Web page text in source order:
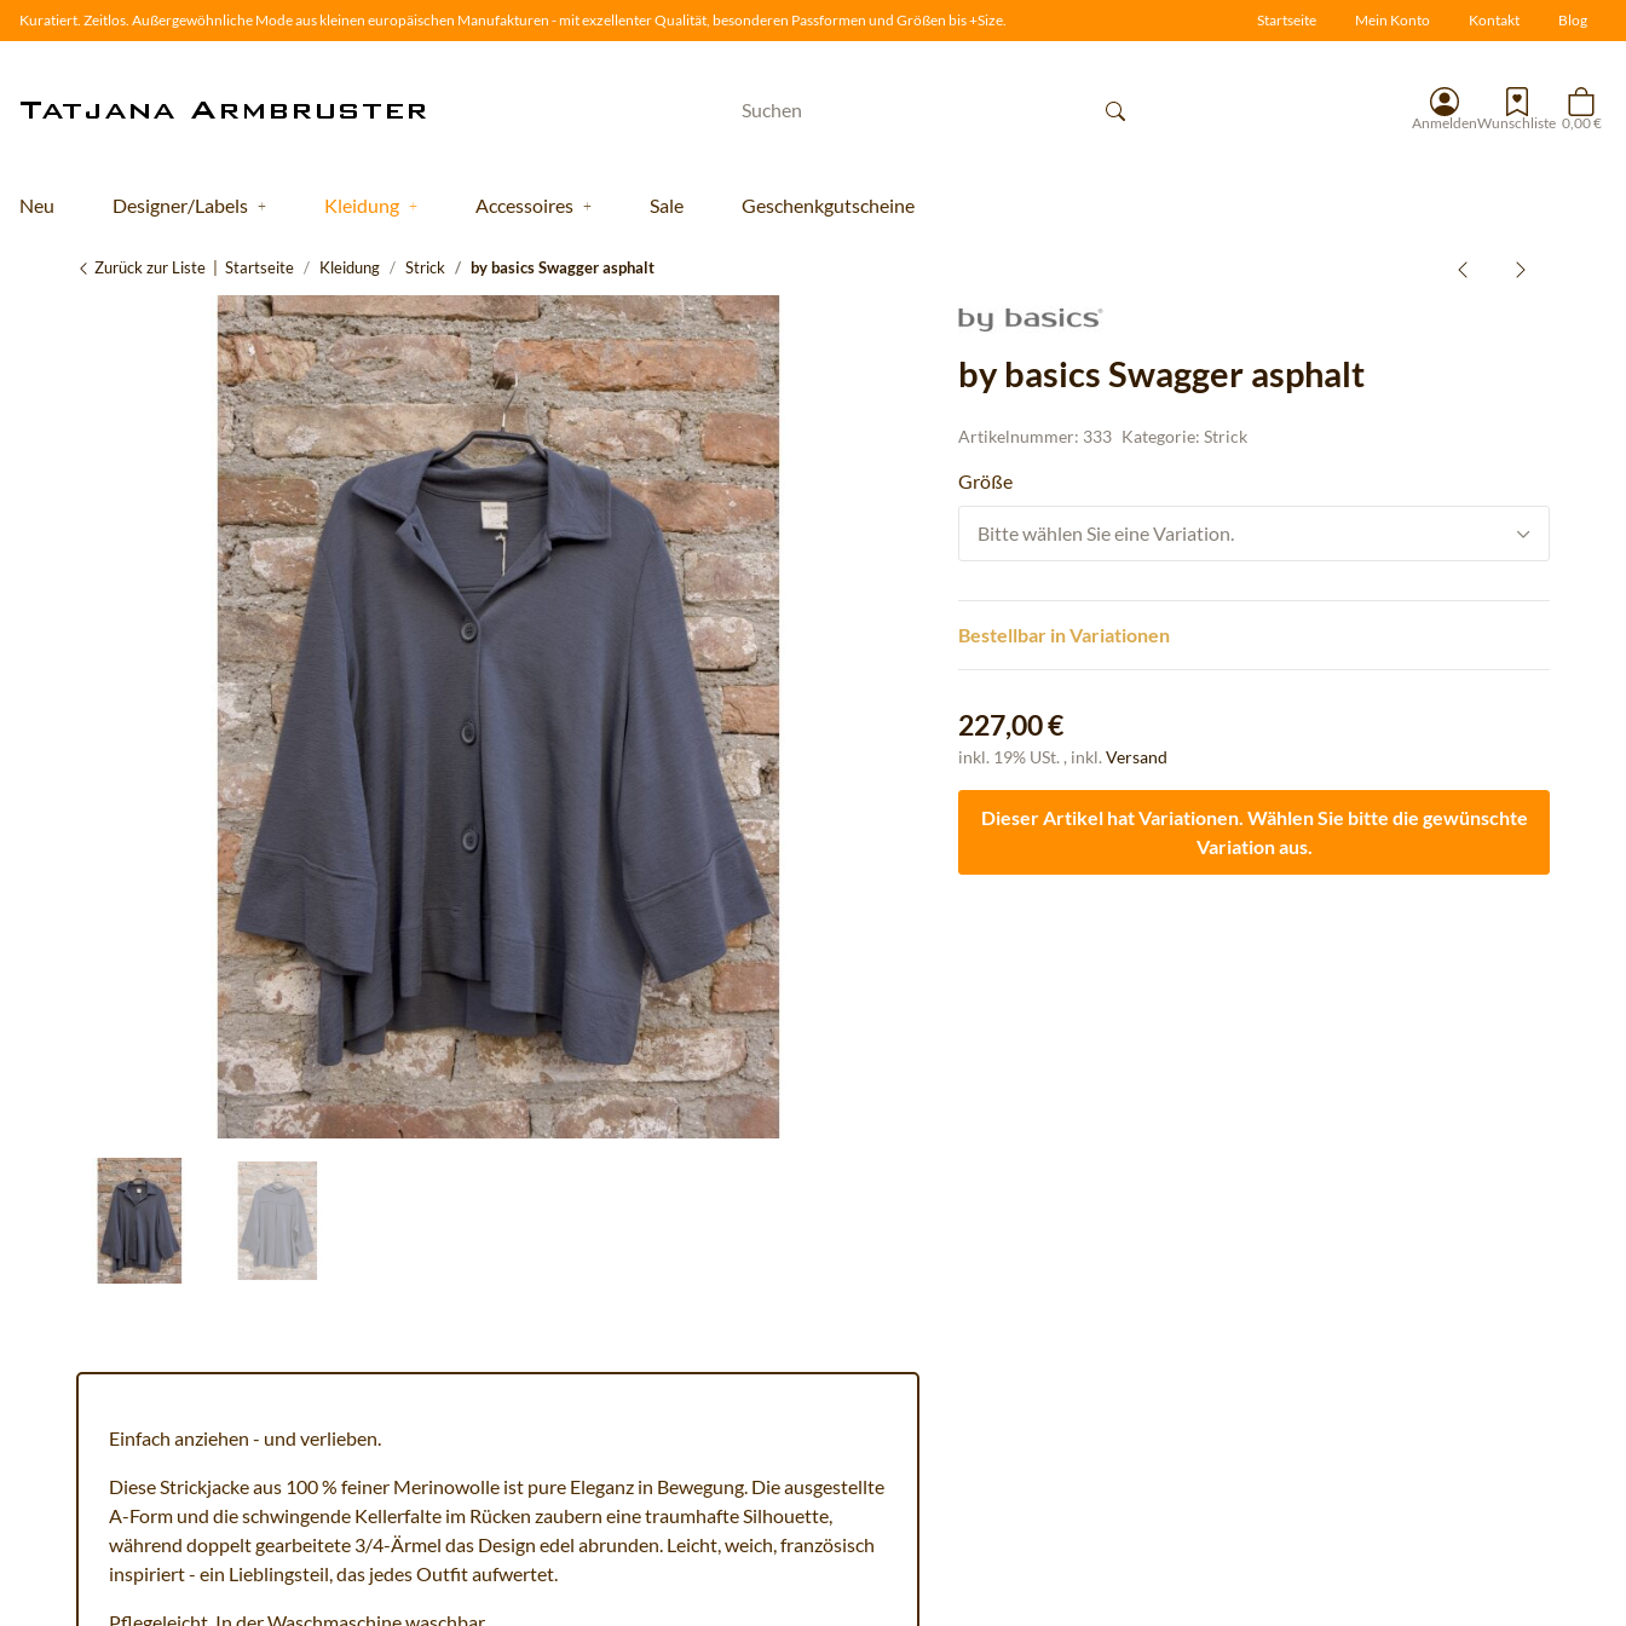
Kuratiert. Zeitlos. Außergewöhnliche Mode aus kleinen europäischen Manufakturen - mit exzellenter Qualität, besonderen Passformen und Größen bis +Size. Startseite Mein Konto Kontakt Blog
AnmeldenWunschliste 0,00 €
Neu Designer/Labels Kleidung Accessoires Sale Geschenkgutscheine
Zurück zur Liste Startseite Kleidung Strick by basics Swagger asphalt
by basics Swagger asphalt
Artikelnummer: 333 Kategorie:Strick
Größe
Bitte wählen Sie eine Variation.
Bestellbar in Variationen
227,00 €
inkl. 19% USt. , inkl.Versand
Dieser Artikel hat Variationen. Wählen Sie bitte die gewünschte
Variation aus.
Einfach anziehen - und verlieben.
Diese Strickjacke aus 100 % feiner Merinowolle ist pure Eleganz in Bewegung. Die ausgestellte
A-Form und die schwingende Kellerfalte im Rücken zaubern eine traumhafte Silhouette,
während doppelt gearbeitete 3/4-Ärmel das Design edel abrunden. Leicht, weich, französisch
inspiriert - ein Lieblingsteil, das jedes Outfit aufwertet.